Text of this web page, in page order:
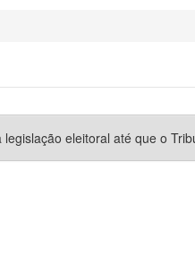
eleitoral até que o